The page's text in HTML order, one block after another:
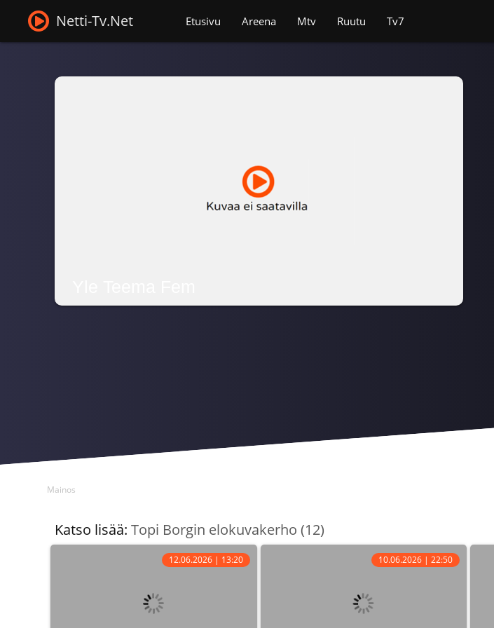
Netti-Tv.Net Etusivu Areena Mtv Ruutu Tv7
Mainos
Katso lisää:Topi Borgin elokuvakerho (12)
12.06.2026 | 13:20 10.06.2026 | 22:50